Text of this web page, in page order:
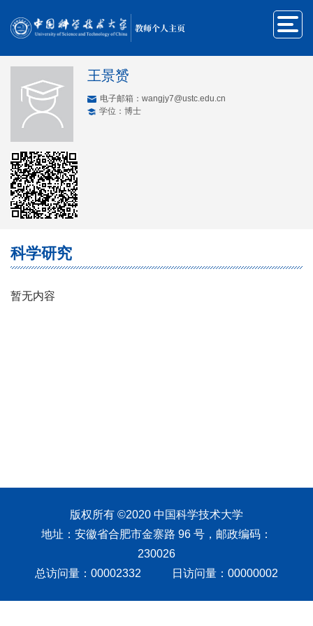
教师个人主页
王景赟
电子邮箱： wangjy7@ustc.edu.cn
学位：博士
科学研究
暂无内容
版权所有 ©2020 中国科学技术大学
地址：安徽省合肥市金寨路 96 号，邮政编码：
230026
总访问量： 00002332 日访问量： 00000002